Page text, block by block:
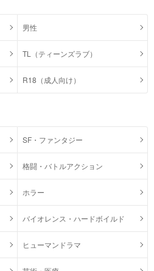
男性
TL（ティーンズラブ）
R18（成人向け）
SF・ファンタジー
格闘・バトルアクション
ホラー
バイオレンス・ハードボイルド
ヒューマンドラマ